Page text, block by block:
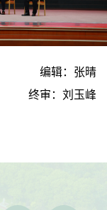
编辑：张晴
终审：刘玉峰